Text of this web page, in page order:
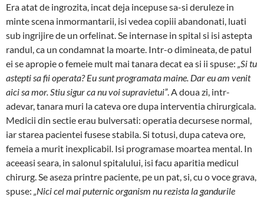
Era atat de ingrozita, incat deja incepuse sa-si deruleze in
minte scena inmormantarii, isi vedea copiii abandonati, luati
sub ingrijire de un orfelinat. Se internase in spital si isi astepta
randul, ca un condamnat la moarte. Intr-o dimineata, de patul
ei se apropie o fe­meie mult mai tanara decat ea si ii spuse: „Si tu
astepti sa fii operata? Eu sunt programata maine. Dar eu am venit
aici sa mor. Stiu sigur ca nu voi supravietui”. A doua zi, in­tr-
adevar, tanara muri la cateva ore dupa interventia chirurgicala.
Medicii din sectie erau bulversati: ope­ratia decursese normal,
iar starea pacientei fusese sta­bila. Si totusi, dupa cateva ore,
femeia a murit inex­plicabil. Isi programase moartea mental. In
aceeasi seara, in salonul spitalului, isi facu aparitia medicul
chirurg. Se aseza printre paciente, pe un pat, si, cu o voce grava,
spuse: „Nici cel mai puternic orga­nism nu rezista la gandurile